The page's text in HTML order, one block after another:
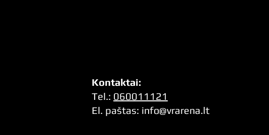
Kontaktai:
Tel.: 060011121
El. paštas: info@vrarena.lt